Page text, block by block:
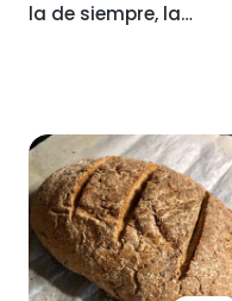
la de siempre, la